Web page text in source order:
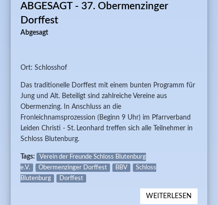
ABGESAGT - 37. Obermenzinger
Dorffest
Abgesagt
Ort: Schlosshof
Das traditionelle Dorffest mit einem bunten Programm für
Jung und Alt. Beteiligt sind zahlreiche Vereine aus
Obermenzing. In Anschluss an die
Fronleichnamsprozession (Beginn 9 Uhr) im Pfarrverband
Leiden Christi - St. Leonhard treffen sich alle Teilnehmer in
Schloss Blutenburg.
Tags:
Verein der Freunde Schloss Blutenburg
e.V.
Obermenzinger Dorffest BBV
Schloss
Blutenburg
Dorffest
WEITERLESEN